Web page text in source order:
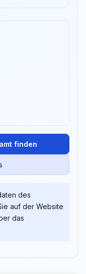
finden
des
auf der Website
das